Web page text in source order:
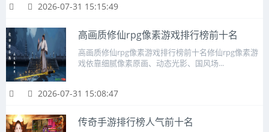
2026-07-31 15:15:49
高画质修仙rpg像素游戏排行榜前十名
高画质修仙rpg像素游戏排行榜前十名修仙rpg像素游
戏依靠细腻像素原画、动态光影、国风场...
2026-07-31 15:08:47
传奇手游排行榜人气前十名